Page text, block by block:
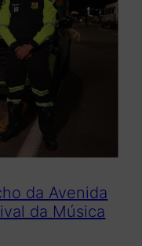
da Avenida
da Música